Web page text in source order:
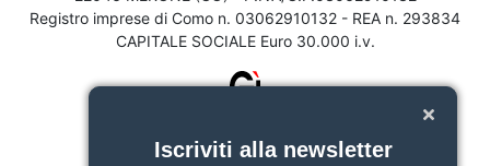
Registro imprese di Como n. 03062910132 - REA n. 293834
CAPITALE SOCIALE Euro 30.000 i.v.
Iscriviti alla newsletter